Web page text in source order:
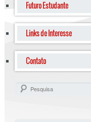
Futuro Estudante
Links de Interesse
Contato